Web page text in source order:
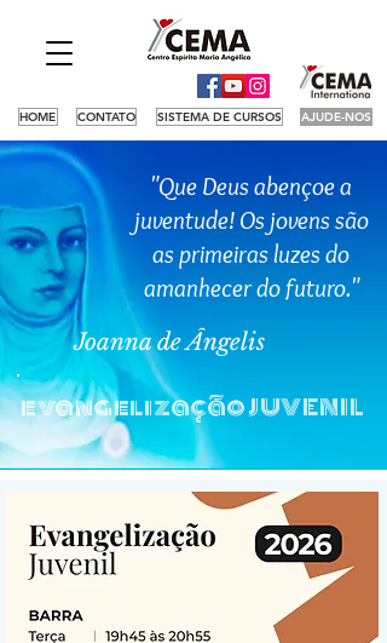
HOME CONTATO SISTEMA DE CURSOS AJUDE-NOS
"Que Deus abençoe a
juventude! Os jovens são
as primeiras luzes do
amanhecer do futuro."
Joanna de Ângelis
evangelização JUVENIL